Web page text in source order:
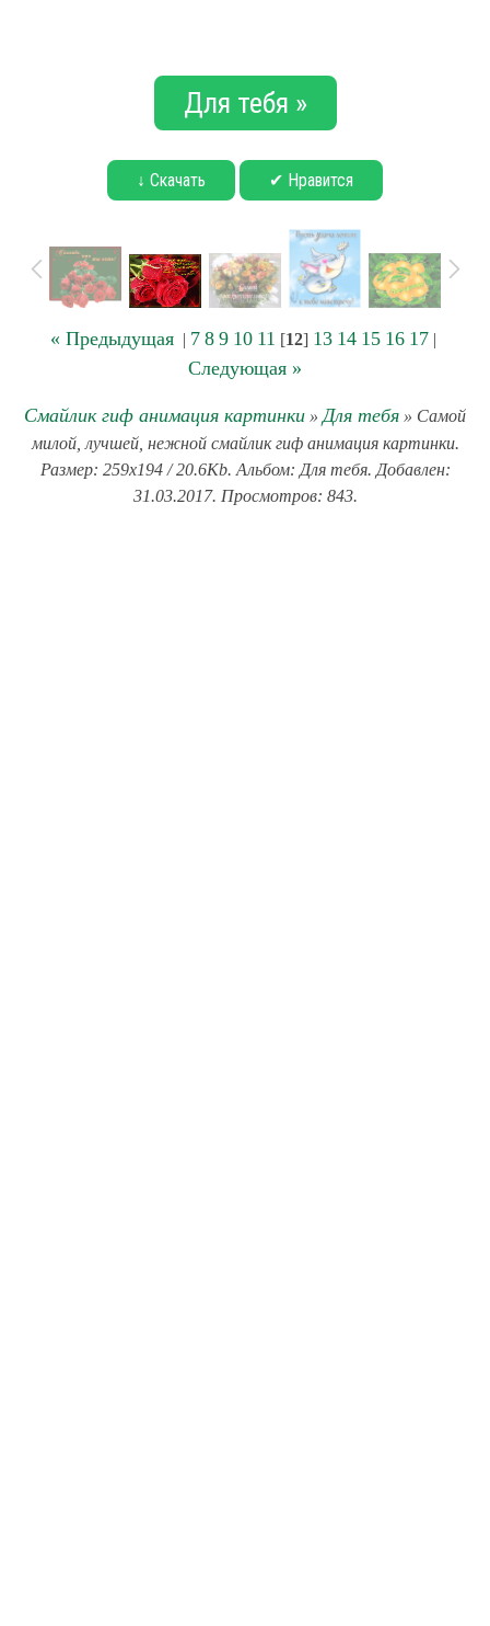
Для тебя »
↓ Скачать ✔ Нравится
« Предыдущая| 7 8 9 10 11 [12] 13 14 15 16 17|
Следующая »
Смайлик гиф анимация картинки » Для тебя » Самой
милой, лучшей, нежной смайлик гиф анимация картинки.
Размер: 259x194 / 20.6Kb. Альбом: Для тебя. Добавлен:
31.03.2017. Просмотров: 843.